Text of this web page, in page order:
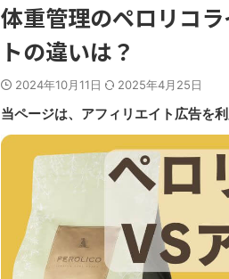
体重管理のペロリコ
トの違いは？
2024年10月11日 2025年4月25日
当ページは、アフィリエイト広告を